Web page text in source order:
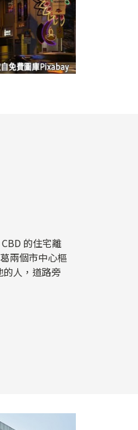
的住宅離
兩個市中心樞
人，道路旁